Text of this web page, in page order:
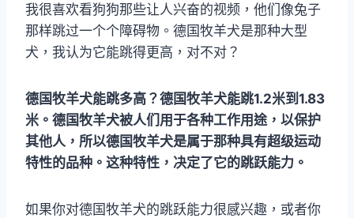
我很喜欢看狗狗那些让人兴奋的视频，他们像兔子
那样跳过一个个障碍物。德国牧羊犬是那种大型
犬，我认为它能跳得更高，对不对？
德国牧羊犬能跳多高？德国牧羊犬能跳1.2米到1.83
米。德国牧羊犬被人们用于各种工作用途，以保护
其他人，所以德国牧羊犬是属于那种具有超级运动
特性的品种。这种特性，决定了它的跳跃能力。
如果你对德国牧羊犬的跳跃能力很感兴趣，或者你